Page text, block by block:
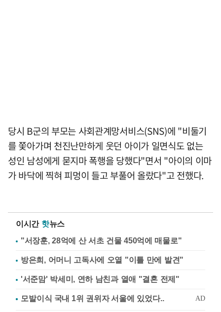
당시 B군의 부모는 사회관계망서비스(SNS)에 "비둘기
를 쫓아가며 천진난만하게 웃던 아이가 일면식도 없는
성인 남성에게 묻지마 폭행을 당했다"면서 "아이의 이마
가 바닥에 찍혀 피멍이 들고 부풀어 올랐다"고 전했다.
이시간 핫뉴스
"서장훈, 28억에 산 서초 건물 450억에 매물로"
방은희, 어머니 고독사에 오열 "이틀 만에 발견"
'서준맘' 박세미, 연하 남친과 열애 "결혼 전제"